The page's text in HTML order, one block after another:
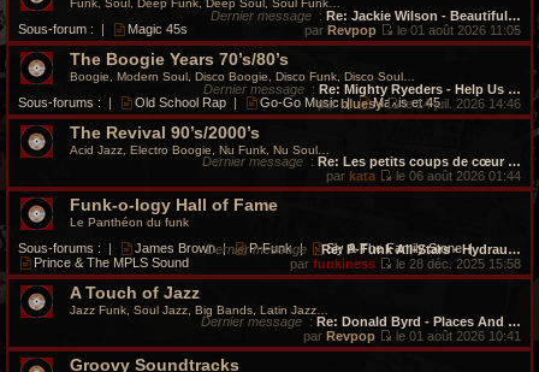
Sous-forum : | Magic 45s
Dernier message : Re: Jackie Wilson - Beautiful…
par Revpop
V
r
l
e
r
n
i
e
s
s
e
le 01 août 2026 11:05
The Boogie Years 70’s/80’s
Boogie, Modern Soul, Disco Boogie, Disco Funk, Disco Soul…
Sous-forums : | Old School Rap | Go-Go Music | Maxis et 45
Dernier message : Re: Mighty Ryeders - Help Us …
parbluesy
V
r
l
e
n
i
e
e
s
s
le 14 juil. 2026 14:46
The Revival 90’s/2000’s
Acid Jazz, Electro Boogie, Nu Funk, Nu Soul…
Dernier message : Re: Les petits coups de cœur …
par kata
V
l
e
d
n
e
le 06 août 2026 01:44
Funk-o-logy Hall of Fame
Le Panthéon du funk
Sous-forums : | James Brown | P-Funk | Sly & The Family Stone |
Prince & The MPLS Sound
Dernier message :Re: P-Funk All-Stars - Hydrau…
par funkiness
V
r
e
le 28 déc. 2025 15:58
A Touch of Jazz
Jazz Funk, Soul Jazz, Big Bands, Latin Jazz…
Dernier message : Re: Donald Byrd - Places And …
par Revpop
V
le 01 août 2026 10:41
Groovy Soundtracks